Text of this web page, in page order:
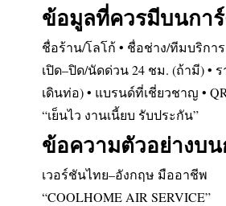
ข้อมูลที่ควรมีบนกา
ชื่อร้าน/โลโก้ • ชื่อช่าง/ทีมบริการ
เปิด–ปิด/นัดด่วน 24 ชม. (ถ้ามี) •
เดินท่อ) • แบรนด์ที่เชี่ยวชาญ •
“เย็นไว งานเนี้ยบ รับประกัน”
ข้อความตัวอย่างบ
เวอร์ชันไทย–อังกฤษ มืออาชีพ
“COOLHOME AIR SERVICE”